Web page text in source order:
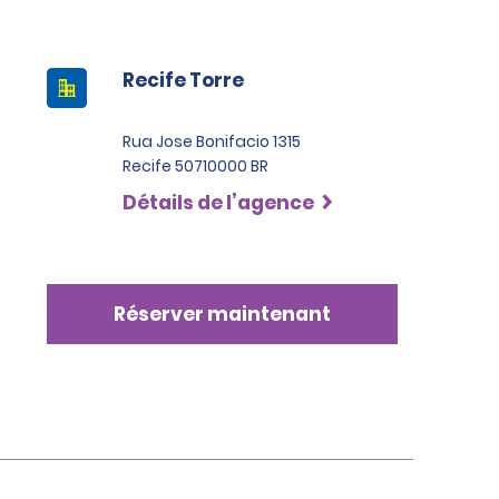
Recife Torre
Rua Jose Bonifacio 1315
Recife 50710000 BR
Détails de l’agence
Réserver maintenant